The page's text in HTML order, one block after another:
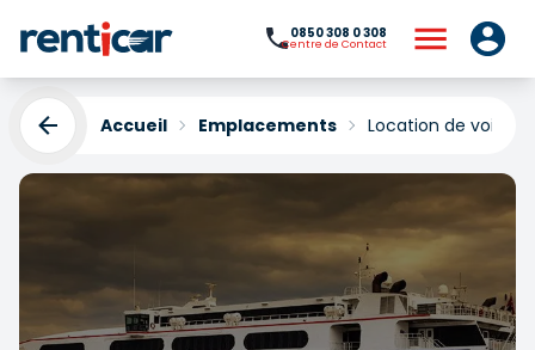
0850 308 0 308
Centre de Contact
Accueil Emplacements Location de